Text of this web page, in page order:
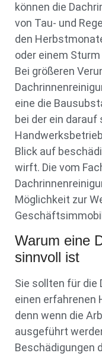
können die
von Tau- und
den
oder einem
Bei größeren
eine die
bei der ein
Blick auf
wirft. Die vom
Möglichkeit zur
Warum eine
sinnvoll ist
Sie sollten für die
einen erfahrenen
denn wenn die
ausgeführt
Beschädigungen